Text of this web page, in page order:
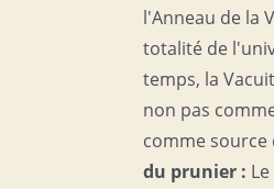
l'Anneau de la
totalité de
temps, la
non pas
comme
du prunier :